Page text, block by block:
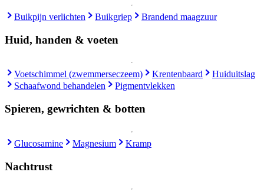
Buikpijn verlichten Buikgriep Brandend maagzuur
Huid, handen & voeten
Voetschimmel (zwemmerseczeem) Krentenbaard
Huiduitslag
Schaafwond behandelen
Pigmentvlekken
Spieren, gewrichten & botten
Glucosamine Magnesium Kramp
Nachtrust